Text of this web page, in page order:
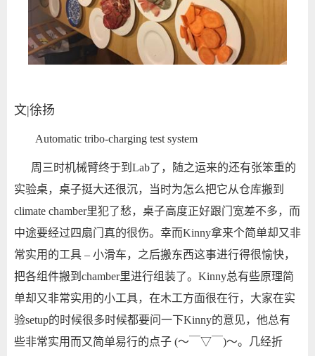
文|徐扬
Automatic tribo-charging test system
周三时机械臂终于到Lab了，随之运来的还有张笨重的
实验桌，桌子挺大还很沉，当时为怎么把它从仓库搬到
climate chamber里犯了愁，桌子高度正好跟门宽差不多，而
中途要经过四扇门真的很伤。幸而Kinny拿来个简单却又非
常实用的工具 – 小滑车，之后搬东西这事进行得很愉快，
把各组件搬到chamber里进行组装了。Kinny总有些原理简
单却又非常实用的小工具，在木工方面很在行，大家在实
验setup的时候很多时候都要问一下Kinny的意见，他总有
些非常实用而又简单易行的点子 (～￣▽￣)～。几经折